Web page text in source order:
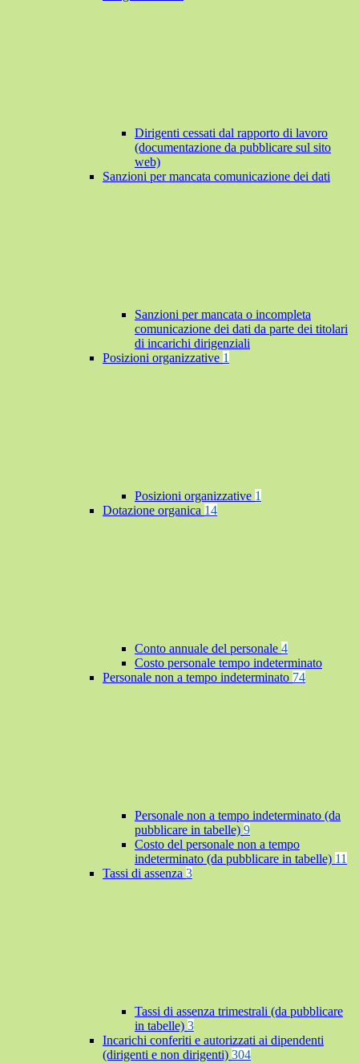
Dirigenti cessati dal rapporto di lavoro
(documentazione da pubblicare sul sito
web)
Sanzioni per mancata comunicazione dei dati
Sanzioni per mancata o incompleta
comunicazione dei dati da parte dei titolari
di incarichi dirigenziali
Posizioni organizzative 1
Posizioni organizzative 1
Dotazione organica 14
Conto annuale del personale 4
Costo personale tempo indeterminato
Personale non a tempo indeterminato 74
Personale non a tempo indeterminato (da
pubblicare in tabelle) 9
Costo del personale non a tempo
indeterminato (da pubblicare in tabelle) 11
Tassi di assenza 3
Tassi di assenza trimestrali (da pubblicare
in tabelle) 3
Incarichi conferiti e autorizzati ai dipendenti
(dirigenti e non dirigenti) 304